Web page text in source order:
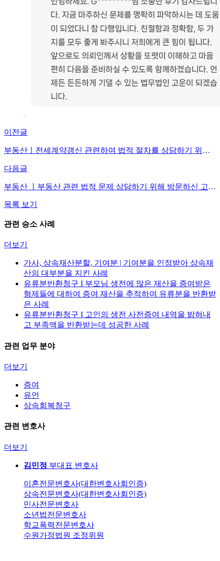
이전글
부동산ㅣ전세계약갱신 관련하여 법적 절차를 상담하기 위해 방문하신 고객님
다음글
부동산 ㅣ부동산 관련 법적 문제 상담하기 위해 방문하신 고객님
목록 보기
관련 승소 사례
더보기
가사, 상속재산분할, 기여분 | 기여분을 인정받아 상속재
산의 대부분을 지킨 사례
유류분반환청구 I 부모님 생전에 많은 재산을 증여받은
형제들에 대하여 증여 재산을 추적하여 유류분을 반환받
은 사례
유류분반환청구 I 고인의 생전 사전증여 내역을 밝혀내
고 부족액을 반환받는데 성공한 사례
관련 업무 분야
더보기
증여
유언
상속회복청구
관련 변호사
더보기
김민정 부대표 변호사
이혼전문변호사(대한변호사회인증)
상속전문변호사(대한변호사회인증)
민사전문변호사
소년법전문변호사
학교폭력전문변호사
수원가정법원 조정위원